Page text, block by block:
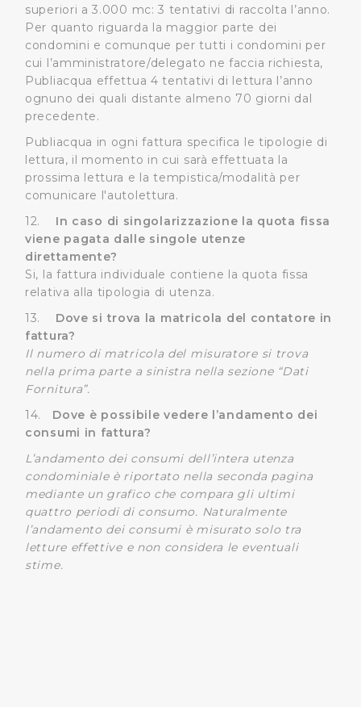
superiori a 3.000 mc: 3 tentativi di raccolta l’anno.
Per quanto riguarda la maggior parte dei
condomini e comunque per tutti i condomini per
cui l’amministratore/delegato ne faccia richiesta,
Publiacqua effettua 4 tentativi di lettura l’anno
ognuno dei quali distante almeno 70 giorni dal
precedente.
Publiacqua in ogni fattura specifica le tipologie di
lettura, il momento in cui sarà effettuata la
prossima lettura e la tempistica/modalità per
comunicare l'autolettura.
12. In caso di singolarizzazione la quota fissa
viene pagata dalle singole utenze
direttamente?
Si, la fattura individuale contiene la quota fissa
relativa alla tipologia di utenza.
13. Dove si trova la matricola del contatore in
fattura?
Il numero di matricola del misuratore si trova
nella prima parte a sinistra nella sezione “Dati
Fornitura”.
14. Dove è possibile vedere l’andamento dei
consumi in fattura?
L’andamento dei consumi dell’intera utenza
condominiale è riportato nella seconda pagina
mediante un grafico che compara gli ultimi
quattro periodi di consumo. Naturalmente
l’andamento dei consumi è misurato solo tra
letture effettive e non considera le eventuali
stime.